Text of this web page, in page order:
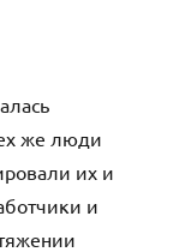
же люди
их и
и